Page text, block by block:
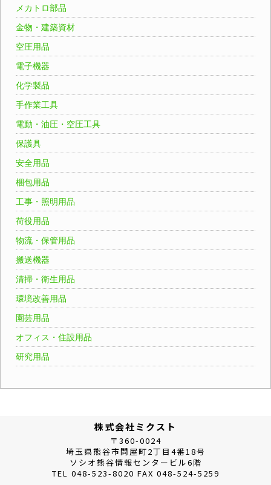
メカトロ部品
金物・建築資材
空圧用品
電子機器
化学製品
手作業工具
電動・油圧・空圧工具
保護具
安全用品
梱包用品
工事・照明用品
荷役用品
物流・保管用品
搬送機器
清掃・衛生用品
環境改善用品
園芸用品
オフィス・住設用品
研究用品
株式会社ミクスト
〒360-0024
埼玉県熊谷市問屋町2丁目4番18号
ソシオ熊谷情報センタービル6階
TEL 048-523-8020 FAX 048-524-5259